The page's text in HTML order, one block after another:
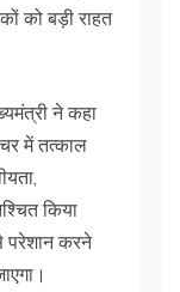
को बड़ी राहत
ने कहा
में तत्काल
किया
परेशान करने